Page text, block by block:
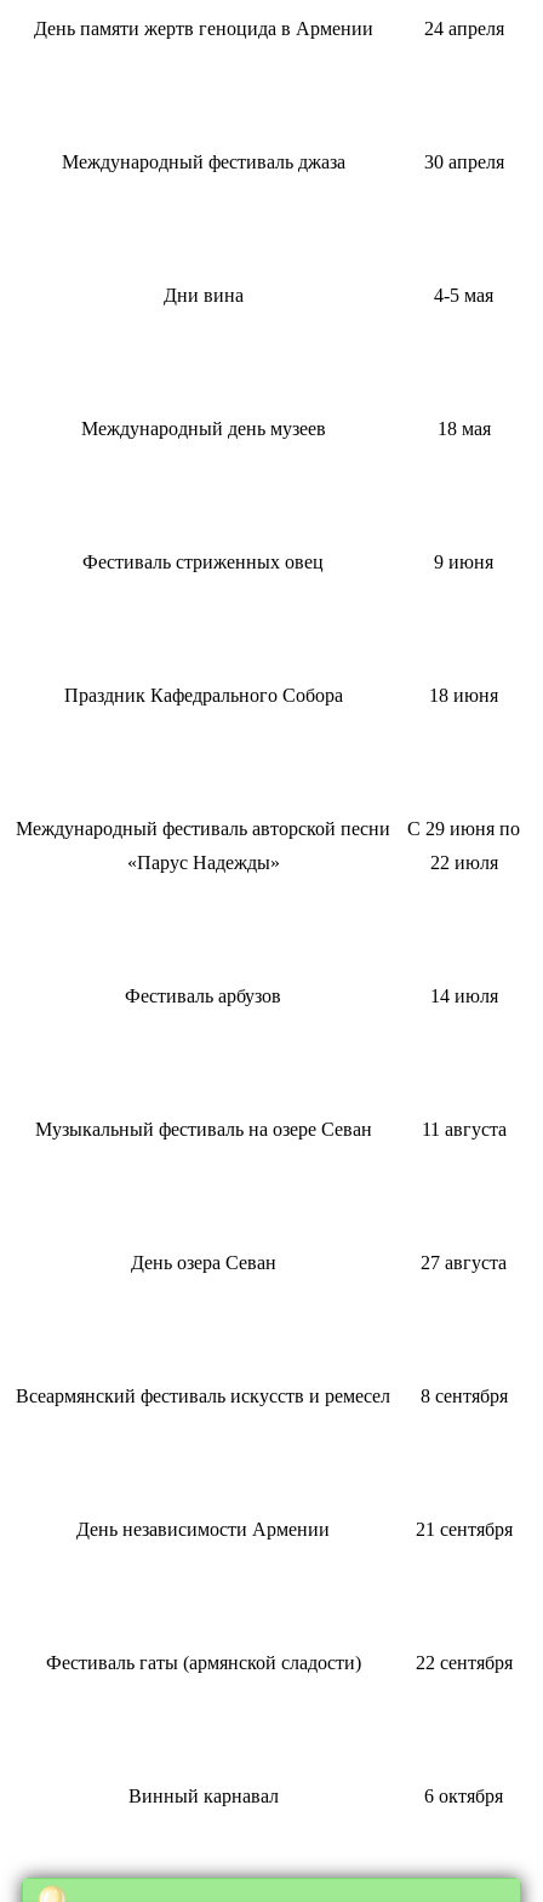
День памяти жертв геноцида в Армении 24 апреля
Международный фестиваль джаза 30 апреля
Дни вина 4-5 мая
Международный день музеев 18 мая
Фестиваль стриженных овец 9 июня
Праздник Кафедрального Собора 18 июня
Международный фестиваль авторской песни
«Парус Надежды»
С 29 июня по
22 июля
Фестиваль арбузов 14 июля
Музыкальный фестиваль на озере Севан 11 августа
День озера Севан 27 августа
Всеармянский фестиваль искусств и ремесел 8 сентября
День независимости Армении 21 сентября
Фестиваль гаты (армянской сладости) 22 сентября
Винный карнавал 6 октября